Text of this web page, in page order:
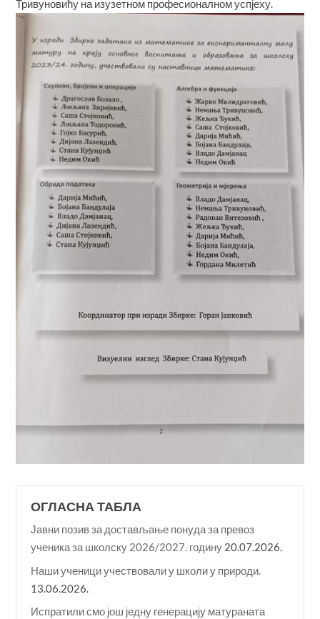
Тривуновићу на изузетном професионалном успјеху.
ОГЛАСНА ТАБЛА
Јавни позив за достављање понуда за превоз
ученика за школску 2026/2027. годину 20.07.2026.
Наши ученици учествовали у школи у природи.
13.06.2026.
Испратили смо још једну генерацију матураната